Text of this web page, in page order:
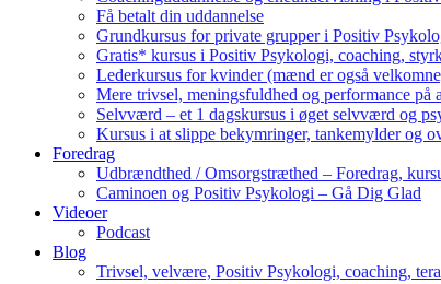
Få betalt din uddannelse
Grundkursus for private grupper i Positiv
Gratis* kursus i Positiv Psykologi, coaching,
Lederkursus for kvinder (mænd er også
Mere trivsel, meningsfuldhed og performance på
Selvværd – et 1 dagskursus i øget selvværd og
Kursus i at slippe bekymringer, tankemylder og
Foredrag
Udbrændthed / Omsorgstræthed – Foredrag,
Caminoen og Positiv Psykologi – Gå Dig Glad
Videoer
Podcast
Blog
Trivsel, velvære, Positiv Psykologi, coaching,